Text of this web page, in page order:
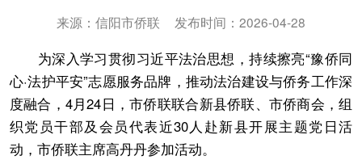
来源：信阳市侨联 发布时间：2026-04-28
为深入学习贯彻习近平法治思想，持续擦亮“豫侨同
心·法护平安”志愿服务品牌，推动法治建设与侨务工作深
度融合，4月24日，市侨联联合新县侨联、市侨商会，组
织党员干部及会员代表近30人赴新县开展主题党日活
动，市侨联主席高丹丹参加活动。